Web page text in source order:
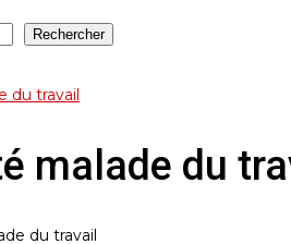
Rechercher
du travail
malade du